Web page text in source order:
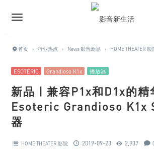
首页 › 行业热点 › News 影音新品 › HOME THEATER 影
ESOTERIC Grandioso K1x 播放器
新品 | 兼容P1x和D1x的精
Esoteric Grandioso K1x
器
HOME THEATER 影院 2019-09-23 2,937